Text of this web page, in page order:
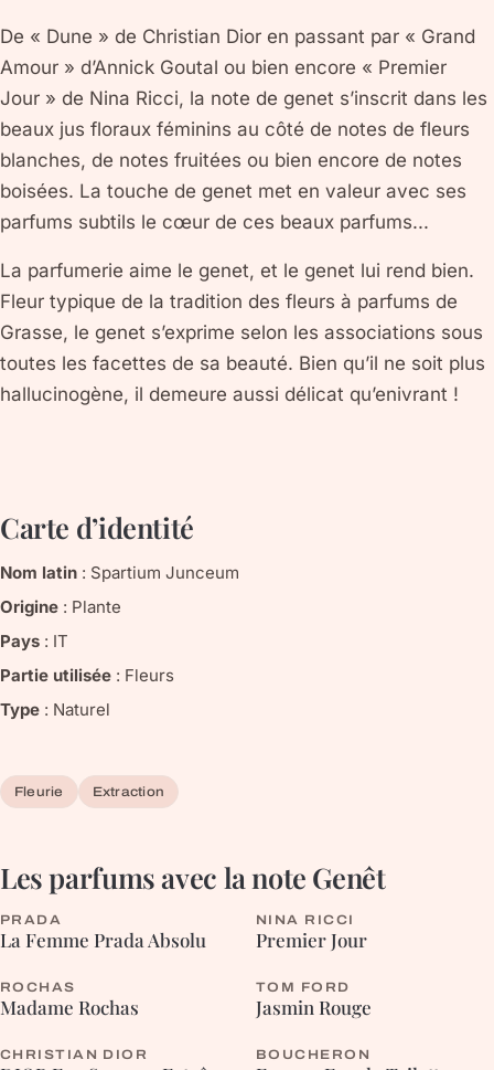
De « Dune » de Christian Dior en passant par « Grand
Amour » d’Annick Goutal ou bien encore « Premier
Jour » de Nina Ricci, la note de genet s’inscrit dans les
beaux jus floraux féminins au côté de notes de fleurs
blanches, de notes fruitées ou bien encore de notes
boisées. La touche de genet met en valeur avec ses
parfums subtils le cœur de ces beaux parfums...
La parfumerie aime le genet, et le genet lui rend bien.
Fleur typique de la tradition des fleurs à parfums de
Grasse, le genet s’exprime selon les associations sous
toutes les facettes de sa beauté. Bien qu’il ne soit plus
hallucinogène, il demeure aussi délicat qu’enivrant !
Carte d’identité
Nom latin : Spartium Junceum
Origine : Plante
Pays : IT
Partie utilisée : Fleurs
Type : Naturel
Fleurie Extraction
Les parfums avec la note Genêt
ORIENTALE
PRADA
La Femme Prada Absolu FLEURIE
NINA RICCI
Premier Jour
FLEURIE
ROCHAS
Madame Rochas FLEURIE
TOM FORD
Jasmin Rouge
HESPÉRIDÉE
CHRISTIAN DIOR
FLEURIE
BOUCHERON